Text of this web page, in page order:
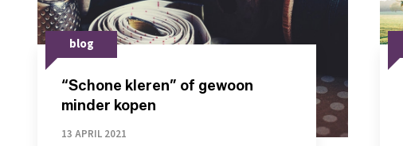
blog
“Schone kleren” of gewoon
minder kopen
13 APRIL 2021